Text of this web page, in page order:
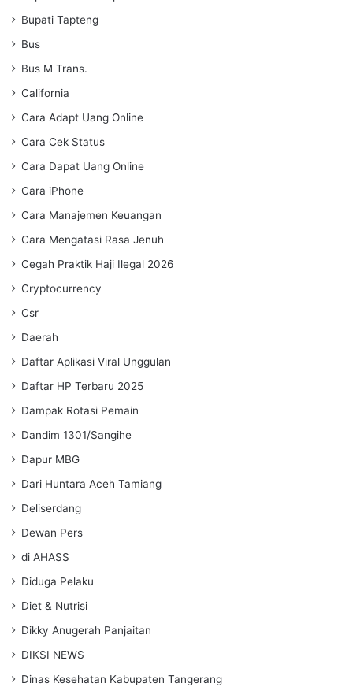
Bupati Tapteng
Bus
Bus M Trans.
California
Cara Adapt Uang Online
Cara Cek Status
Cara Dapat Uang Online
Cara iPhone
Cara Manajemen Keuangan
Cara Mengatasi Rasa Jenuh
Cegah Praktik Haji Ilegal 2026
Cryptocurrency
Csr
Daerah
Daftar Aplikasi Viral Unggulan
Daftar HP Terbaru 2025
Dampak Rotasi Pemain
Dandim 1301/Sangihe
Dapur MBG
Dari Huntara Aceh Tamiang
Deliserdang
Dewan Pers
di AHASS
Diduga Pelaku
Diet & Nutrisi
Dikky Anugerah Panjaitan
DIKSI NEWS
Dinas Kesehatan Kabupaten Tangerang